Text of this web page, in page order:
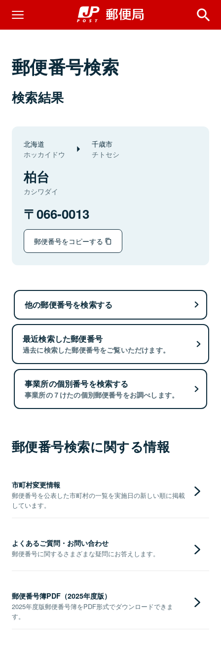
郵便番号検索
検索結果
北海道
ホッカイドウ
千歳市
チトセシ
柏台
カシワダイ
066-0013
郵便番号をコピーする
他の郵便番号を検索する
最近検索した郵便番号
過去に検索した郵便番号をご覧いただけます。
事業所の個別番号を検索する
事業所の７けたの個別郵便番号をお調べします。
郵便番号検索に関する情報
市町村変更情報
郵便番号を公表した市町村の一覧を実施日の新しい順に掲載
しています。
よくあるご質問・お問い合わせ
郵便番号に関するさまざまな疑問にお答えします。
郵便番号簿PDF（2025年度版）
2025年度版郵便番号簿をPDF形式でダウンロードできま
す。